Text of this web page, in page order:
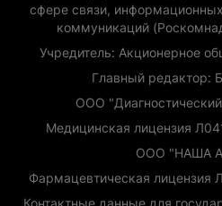
сфере связи,
коммуникаций
Учредитель: Акционерное
Главный редактор:
ООО
Медицинская лицензия
ООО "НАША
Фармацевтическая лицензия
Контактные данные для